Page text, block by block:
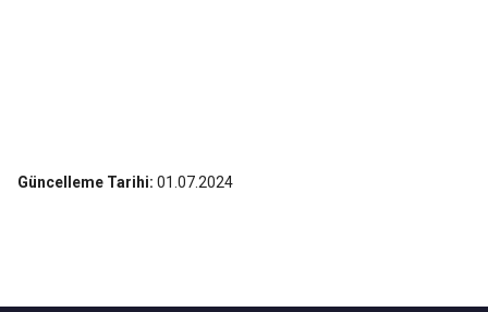
Güncelleme Tarihi: 01.07.2024